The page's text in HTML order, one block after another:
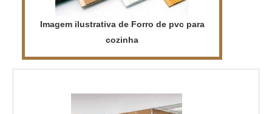
Imagem ilustrativa de Forro de pvc para
cozinha